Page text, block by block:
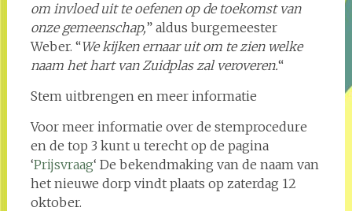
om invloed uit te oefenen op de toekomst van
onze gemeenschap,” aldus burgemeester
Weber. “We kijken ernaar uit om te zien welke
naam het hart van Zuidplas zal veroveren.“
Stem uitbrengen en meer informatie
Voor meer informatie over de stemprocedure
en de top 3 kunt u terecht op de pagina
‘Prijsvraag‘ De bekendmaking van de naam van
het nieuwe dorp vindt plaats op zaterdag 12
oktober.